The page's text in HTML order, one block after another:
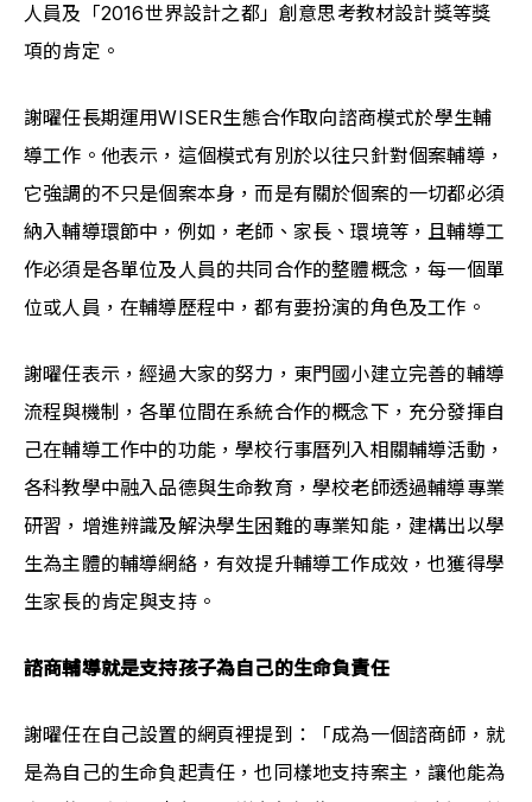
人員及「2016世界設計之都」創意思考教材設計獎等獎
項的肯定。
謝曜任長期運用WISER生態合作取向諮商模式於學生輔
導工作。他表示，這個模式有別於以往只針對個案輔導，
它強調的不只是個案本身，而是有關於個案的一切都必須
納入輔導環節中，例如，老師、家長、環境等，且輔導工
作必須是各單位及人員的共同合作的整體概念，每一個單
位或人員，在輔導歷程中，都有要扮演的角色及工作。
謝曜任表示，經過大家的努力，東門國小建立完善的輔導
流程與機制，各單位間在系統合作的概念下，充分發揮自
己在輔導工作中的功能，學校行事曆列入相關輔導活動，
各科教學中融入品德與生命教育，學校老師透過輔導專業
研習，增進辨識及解決學生困難的專業知能，建構出以學
生為主體的輔導網絡，有效提升輔導工作成效，也獲得學
生家長的肯定與支持。
諮商輔導就是支持孩子為自己的生命負責任
謝曜任在自己設置的網頁裡提到：「成為一個諮商師，就
是為自己的生命負起責任，也同樣地支持案主，讓他能為